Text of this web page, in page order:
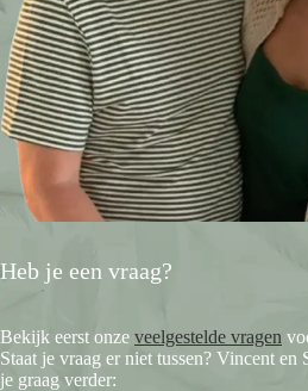
Heb je een vraag?
Bekijk eerst onze veelgestelde vragen
Staat je vraag er niet tussen? Vincent en
je graag verder: